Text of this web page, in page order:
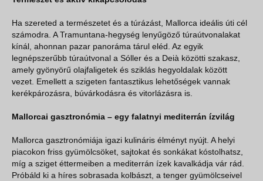
Ha szereted a természetet és a túrázást, Mallorca ideális úti cél
számodra. A Tramuntana-hegység lenyűgöző túraútvonalakat
kínál, ahonnan pazar panoráma tárul eléd. Az egyik
legnépszerűbb túraútvonal a Sóller és a Deià közötti szakasz,
amely gyönyörű olajfaligetek és sziklás hegyoldalak között
vezet. Emellett a szigeten fantasztikus lehetőségek vannak
kerékpározásra, búvárkodásra és vitorlázásra is.
Mallorcai gasztronómia – egy falatnyi mediterrán ízvilág
Mallorca gasztronómiája igazi kulináris élményt nyújt. A helyi
piacokon friss gyümölcsöket, sajtokat és sonkákat kóstolhatsz,
míg a sziget éttermeiben a mediterrán ízek kavalkádja vár rád.
Próbáld ki a híres sobrasada kolbászt, a tenger gyümölcseivel